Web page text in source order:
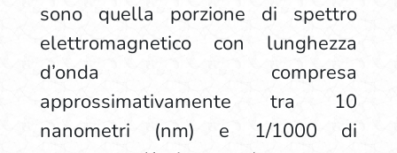
sono quella porzione di spettro
elettromagnetico con lunghezza
d’onda compresa
approssimativamente tra 10
nanometri (nm) e 1/1000 di